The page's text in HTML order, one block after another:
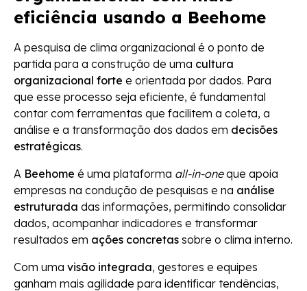
eficiência usando a Beehome
A pesquisa de clima organizacional é o ponto de
partida para a construção de uma cultura
organizacional forte e orientada por dados. Para
que esse processo seja eficiente, é fundamental
contar com ferramentas que facilitem a coleta, a
análise e a transformação dos dados em decisões
estratégicas.
A Beehome é uma plataforma all-in-oneque apoia
empresas na condução de pesquisas e na análise
estruturada das informações, permitindo consolidar
dados, acompanhar indicadores e transformar
resultados em ações concretas sobre o clima interno.
Com uma visão integrada, gestores e equipes
ganham mais agilidade para identificar tendências,